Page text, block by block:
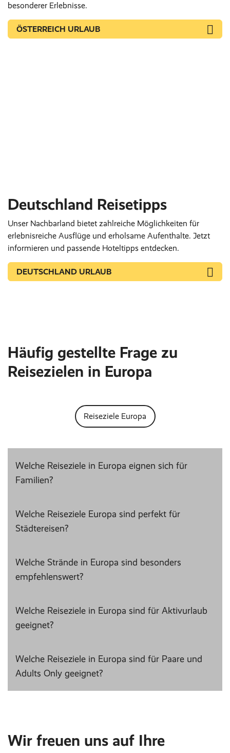
besonderer Erlebnisse.
ÖSTERREICH URLAUB
Deutschland Reisetipps
Unser Nachbarland bietet zahlreiche Möglichkeiten für
erlebnisreiche Ausflüge und erholsame Aufenthalte. Jetzt
informieren und passende Hoteltipps entdecken.
DEUTSCHLAND URLAUB
Häufig gestellte Frage zu
Reisezielen in Europa
Reiseziele Europa
Welche Reiseziele in Europa eignen sich für
Familien?
Welche Reiseziele Europa sind perfekt für
Städtereisen?
Welche Strände in Europa sind besonders
empfehlenswert?
Welche Reiseziele in Europa sind für Aktivurlaub
geeignet?
Welche Reiseziele in Europa sind für Paare und
Adults Only geeignet?
Wir freuen uns auf Ihre